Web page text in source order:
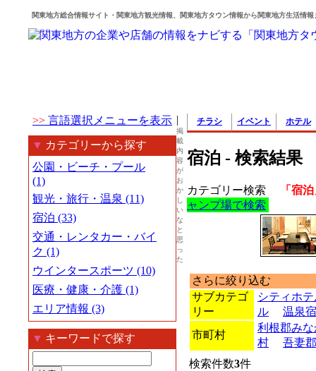
関東地方総合情報サイト・関東地方観光情報、関東地方タウン情報から関東地方生活情報
>> 言語選択メニューを表示
▼ カテゴリーから探す
公園・ビーチ・プール
(1)
観光・旅行・温泉 (11)
宿泊 (33)
交通・レンタカー・バイ
ク (1)
ウインタースポーツ (10)
医療・健康・介護 (1)
エリア情報 (3)
▼ キーワードで探す
チラシ イベント ホテル
宿泊 - 検索結果
カテゴリー検索
「宿
ャンプ場で検索
さらに絞り込む
サブカテゴ
リー
シティホ
ル
温泉宿
市町村
利根郡み
村
吾妻
検索件数3件
|
掲
載
内
容
が
お
か
し
い
な
と
思
っ
た